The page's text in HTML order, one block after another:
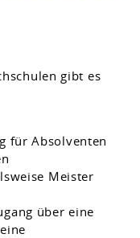
gibt es
für Absolventen
Meister
über eine